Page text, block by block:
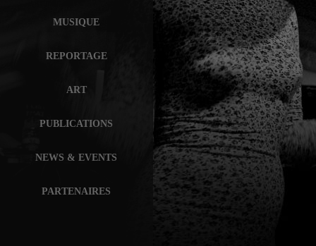
MUSIQUE
REPORTAGE
ART
PUBLICATIONS
NEWS & EVENTS
PARTENAIRES